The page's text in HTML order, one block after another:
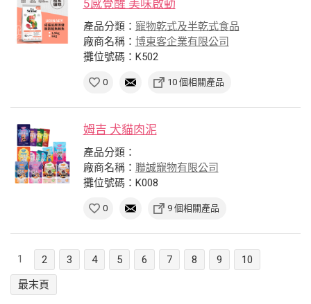
5感覺醒 美味啟動
產品分類： 寵物乾式及半乾式食品
廠商名稱： 博東客企業有限公司
攤位號碼：K502
0 10 個相關產品
姆吉 犬貓肉泥
產品分類：
廠商名稱： 聯誠寵物有限公司
攤位號碼：K008
0 9 個相關產品
1 2 3 4 5 6 7 8 9
10
最末頁